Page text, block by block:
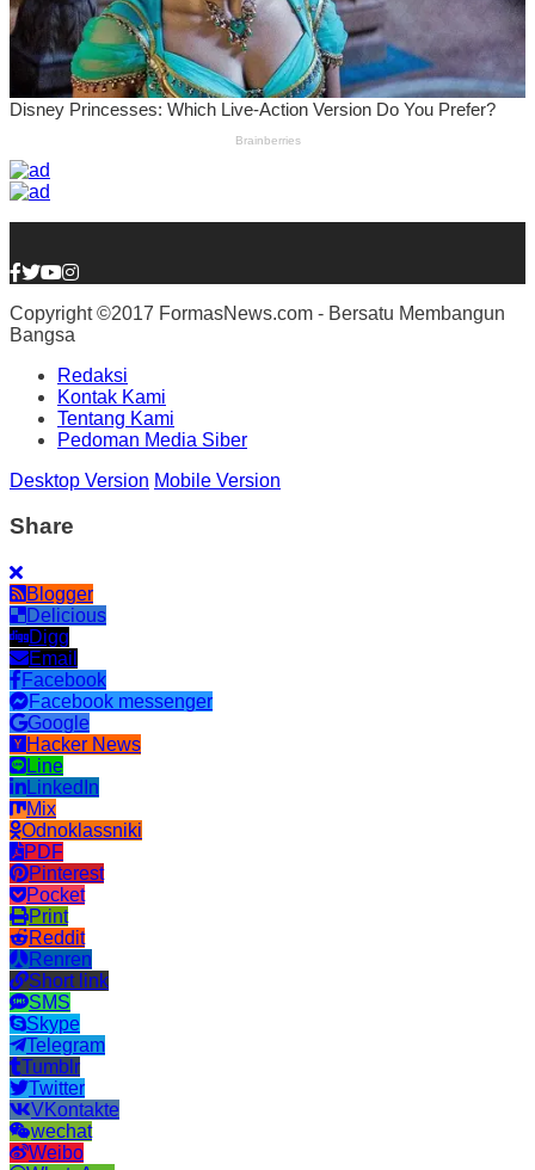
Copyright ©2017 FormasNews.com - Bersatu Membangun
Bangsa
Redaksi
Kontak Kami
Tentang Kami
Pedoman Media Siber
Desktop Version Mobile Version
Share
Blogger
Delicious
Digg
Email
Facebook
Facebook messenger
Google
Hacker News
Line
LinkedIn
Mix
Odnoklassniki
PDF
Pinterest
Pocket
Print
Reddit
Renren
Short link
SMS
Skype
Telegram
Tumblr
Twitter
VKontakte
wechat
Weibo